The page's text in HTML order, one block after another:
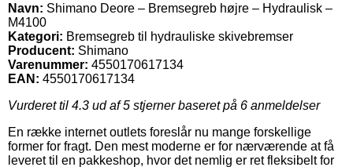
Navn: Shimano Deore – Bremsegreb højre – Hydraulisk –
M4100
Kategori: Bremsegreb til hydrauliske skivebremser
Producent: Shimano
Varenummer: 4550170617134
EAN: 4550170617134
Vurderet til 4.3 ud af 5 stjerner baseret på 6 anmeldelser
En række internet outlets foreslår nu mange forskellige
former for fragt. Den mest moderne er for nærværende at få
leveret til en pakkeshop, hvor det nemlig er ret fleksibelt for